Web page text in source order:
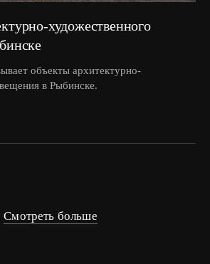
художественного
объекты архитектурно-
в Рыбинске.
Смотреть больше